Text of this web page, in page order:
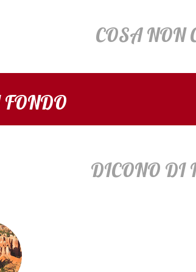
COSA NON
DICONO DI